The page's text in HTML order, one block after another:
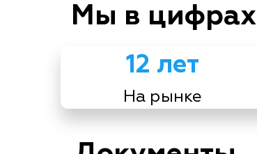
Мы в цифрах
12 лет
На рынке